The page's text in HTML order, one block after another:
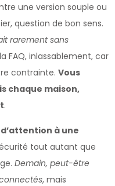
une version souple ou
question de bon sens.
rarement sans
FAQ, inlassablement, car
contrainte. Vous
chaque maison,
.
à une
tout autant que
Demain, peut-être
, mais